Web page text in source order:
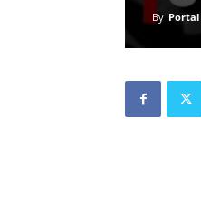
By Portal